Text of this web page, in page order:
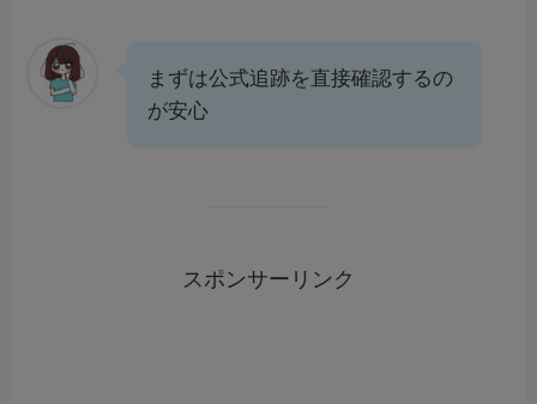
まずは公式追跡を直接確認するの
が安心
スポンサーリンク